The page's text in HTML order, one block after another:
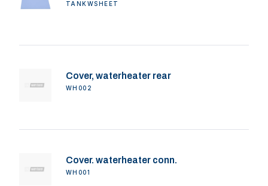
TANKWSHEET
Cover, waterheater rear
WH002
Cover. waterheater conn.
WH001